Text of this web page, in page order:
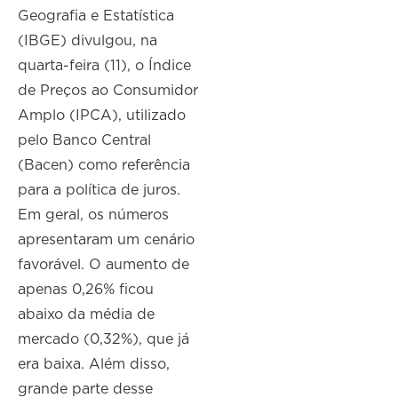
Geografia e Estatística
(IBGE) divulgou, na
quarta-feira (11), o Índice
de Preços ao Consumidor
Amplo (IPCA), utilizado
pelo Banco Central
(Bacen) como referência
para a política de juros.
Em geral, os números
apresentaram um cenário
favorável. O aumento de
apenas 0,26% ficou
abaixo da média de
mercado (0,32%), que já
era baixa. Além disso,
grande parte desse